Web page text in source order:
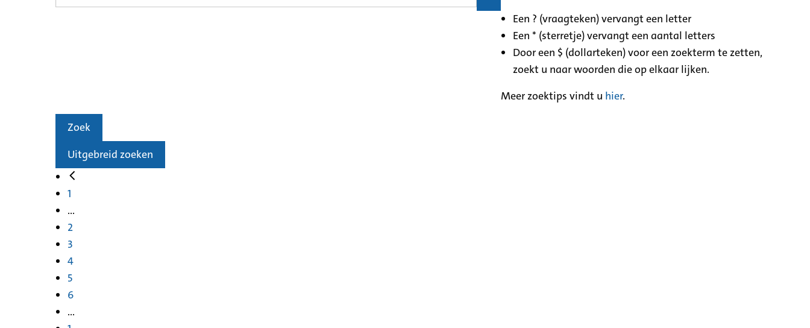
Een ? (vraagteken) vervangt een letter
Een * (sterretje) vervangt een aantal letters
Door een $ (dollarteken) voor een zoekterm te zetten,
zoekt u naar woorden die op elkaar lijken.
Meer zoektips vindt u hier.
Zoek
Uitgebreid zoeken
1
...
2
3
4
5
6
...